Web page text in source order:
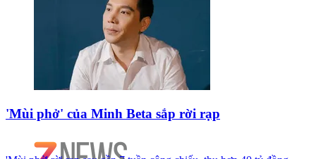
'Mùi phở' của Minh Beta sắp rời rạp